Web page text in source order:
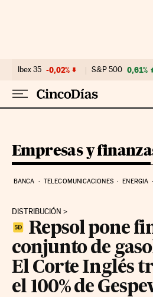
Ibex 35 -0,02% S&P 500 0,61%
Empresas y
BANCA TELECOMUNICACIONES ENERGIA
DISTRIBUCIÓN
Repsol pone
conjunto de
El Corte Inglés
el 100% de